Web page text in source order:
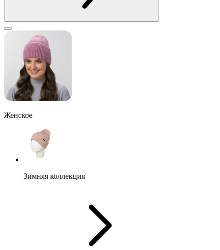
Женское
Зимняя коллекция